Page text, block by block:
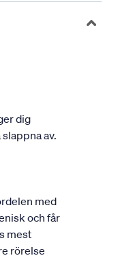
dig
av.
med
och får
mest
rörelse